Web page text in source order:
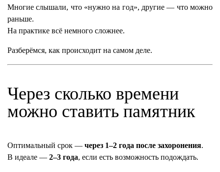
Многие слышали, что «нужно на год», другие — что можно
раньше.
На практике всё немного сложнее.
Разберёмся, как происходит на самом деле.
Через сколько времени
можно ставить памятник
Оптимальный срок — через 1–2 года после захоронения.
В идеале — 2–3 года, если есть возможность подождать.